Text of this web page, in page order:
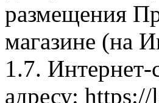
размещения
магазине (на
1.7. Интернет-
адресу: